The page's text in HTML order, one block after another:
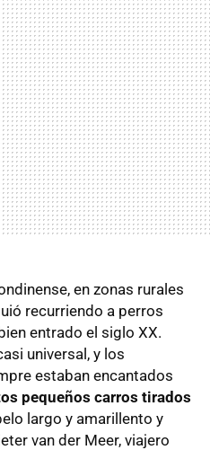
en zonas rurales
recurriendo a perros
entrado el siglo XX.
universal, y los
estaban encantados
pequeños carros tirados
largo y amarillento y
van der Meer, viajero